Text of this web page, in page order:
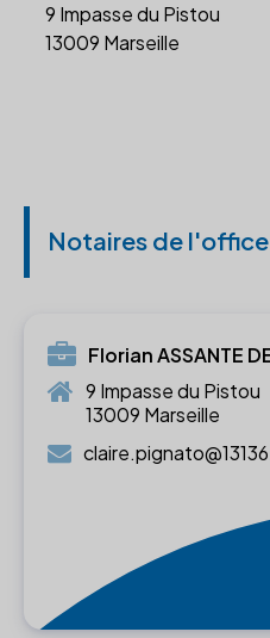
9 Impasse du Pistou
13009 Marseille
Notaires de l'office
Florian ASSANTE
9 Impasse du Pistou
13009 Marseille